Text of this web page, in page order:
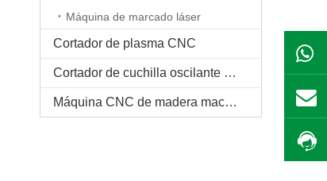
Máquina de marcado láser
Cortador de plasma CNC
Cortador de cuchilla oscilante CNC
Máquina CNC de madera maciza